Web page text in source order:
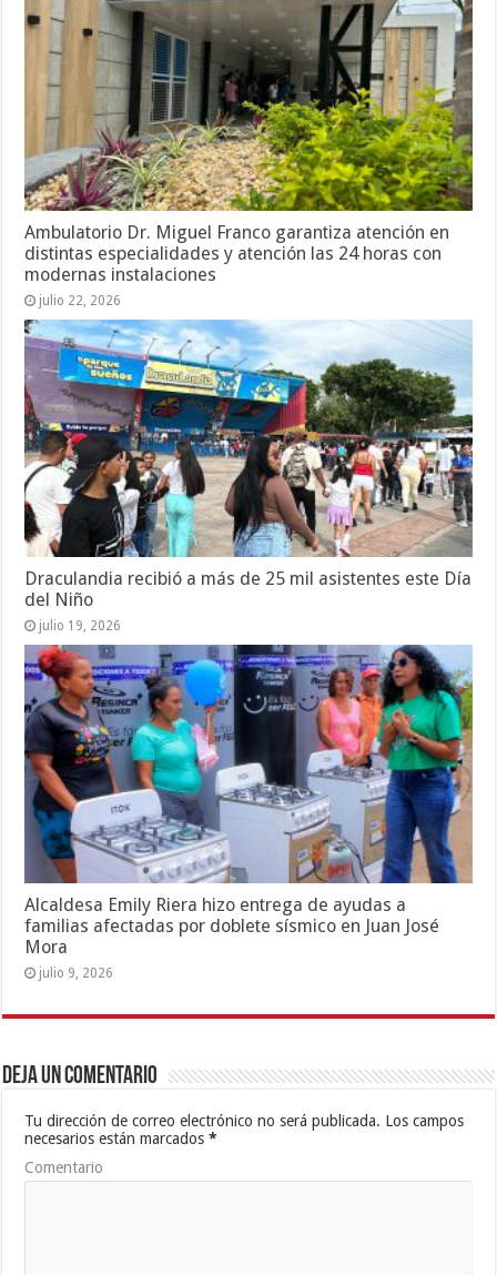
Ambulatorio Dr. Miguel Franco garantiza atención en
distintas especialidades y atención las 24 horas con
modernas instalaciones
julio 22, 2026
Draculandia recibió a más de 25 mil asistentes este Día
del Niño
julio 19, 2026
Alcaldesa Emily Riera hizo entrega de ayudas a
familias afectadas por doblete sísmico en Juan José
Mora
julio 9, 2026
Deja un comentario
Tu dirección de correo electrónico no será publicada. Los campos
necesarios están marcados*
Comentario